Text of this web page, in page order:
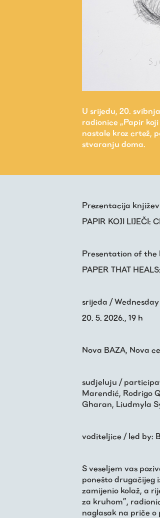
program
U srijedu, 20.
radionice „Papir
nastale kroz crtež,
stvaranju doma.
Prezentacija
PAPIR KOJI LIJEČI:
Presentation of the
PAPER THAT
srijeda / Wednesday
20. 5. 2026., 19 h
Nova BAZA, Nova
sudjeluju /
Marendić, Rodrigo
Gharan, Liudmyla
voditeljice / led by:
S veseljem vas
ponešto drugačijeg
zamijenio kolaž, a
za kruhom”,
naglasak na priče